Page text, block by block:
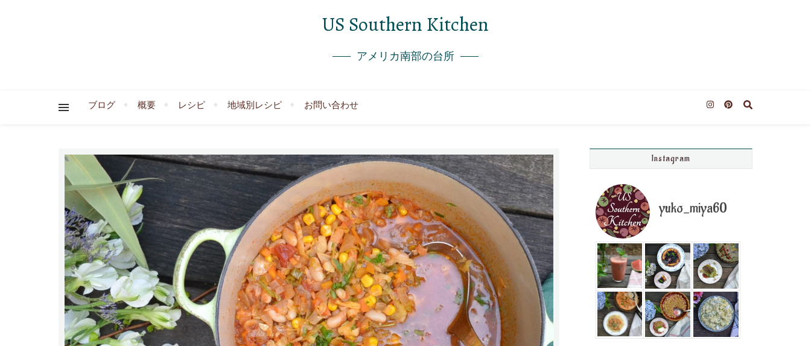
US Southern Kitchen
アメリカ南部の台所
ブログ 概要 レシピ 地域別レシピ お問い合わせ
Instagram
yuko_miya60